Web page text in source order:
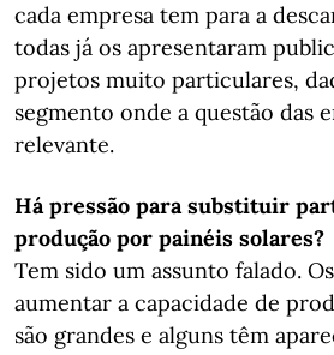
cada empresa tem para a
todas já os apresentaram
projetos muito particulares,
segmento onde a questão das
relevante.
Há pressão para substituir
produção por painéis solares?
Tem sido um assunto falado.
aumentar a capacidade de
são grandes e alguns têm